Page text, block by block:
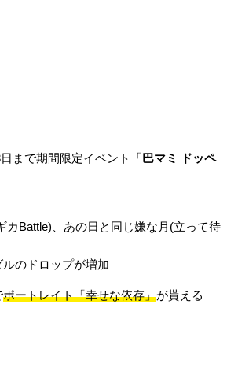
まで期間限定イベント「 巴マミ ドッペ
カBattle)、あの日と同じ嫌な月(立って待
のドロップが増加
ポートレイト「幸せな依存」が貰える